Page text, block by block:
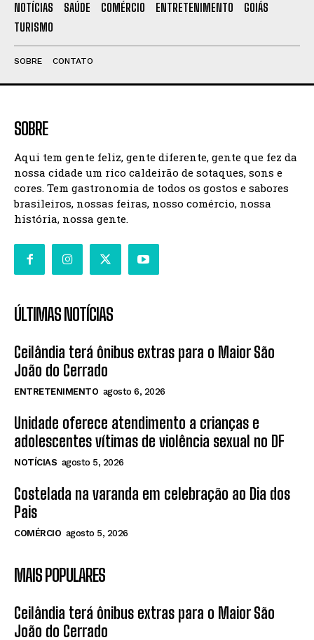
NOTÍCIAS SAÚDE COMÉRCIO ENTRETENIMENTO
GOIÁS
TURISMO
SOBRE CONTATO
SOBRE
Aqui tem gente feliz, gente diferente, gente que fez da
nossa cidade um rico caldeirão de sotaques, sons e
cores. Tem gastronomia de todos os gostos e sabores
brasileiros, nossas feiras, nosso comércio, nossa
história, nossa gente.
ÚLTIMAS NOTÍCIAS
Ceilândia terá ônibus extras para o Maior São
João do Cerrado
ENTRETENIMENTO agosto 6, 2026
Unidade oferece atendimento a crianças e
adolescentes vítimas de violência sexual no DF
NOTÍCIAS agosto 5, 2026
Costelada na varanda em celebração ao Dia dos
Pais
COMÉRCIO agosto 5, 2026
MAIS POPULARES
Ceilândia terá ônibus extras para o Maior São
João do Cerrado